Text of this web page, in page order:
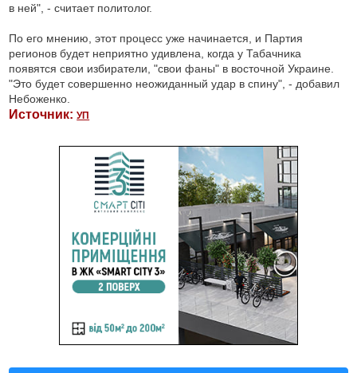
в ней", - считает политолог.
По его мнению, этот процесс уже начинается, и Партия
регионов будет неприятно удивлена, когда у Табачника
появятся свои избиратели, "свои фаны" в восточной Украине.
"Это будет совершенно неожиданный удар в спину", - добавил
Небоженко.
Источник:УП